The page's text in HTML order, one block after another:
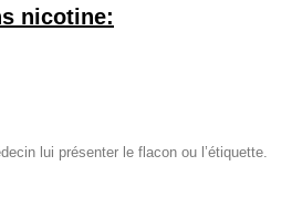
nicotine:
lui présenter le flacon ou l’étiquette.